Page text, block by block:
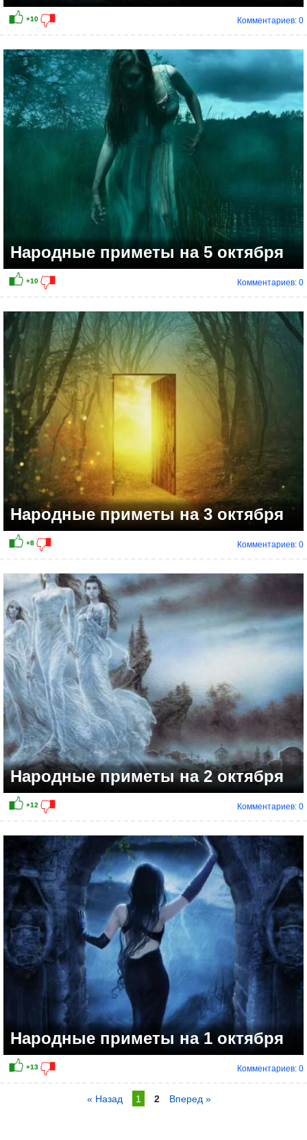
+10
+12
Комментариев: 0
Народные приметы на 5 октября
Комментариев: 0
Народные приметы на 3 октября
Комментариев: 0
Народные приметы на 2 октября
Комментариев: 0
Народные приметы на 1 октября
Комментариев: 0
« Назад 1 2 Вперед »